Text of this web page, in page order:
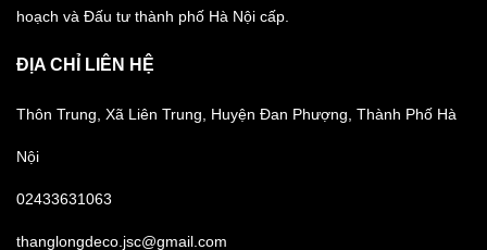
hoạch và Đấu tư thành phố Hà Nội cấp.
ĐỊA CHỈ LIÊN HỆ
Thôn Trung, Xã Liên Trung, Huyện Đan Phượng, Thành Phố Hà
Nội
02433631063
thanglongdeco.jsc@gmail.com